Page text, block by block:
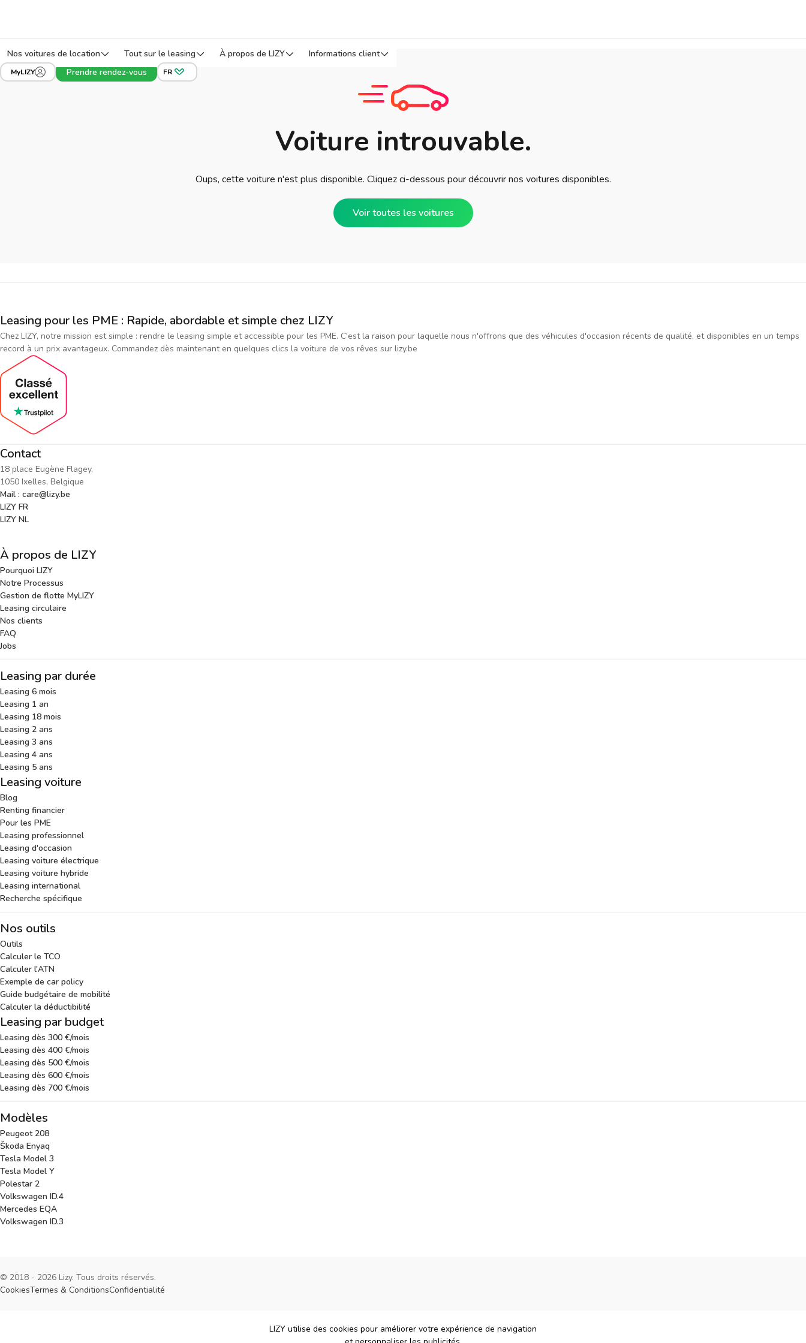
Nos voitures de location Tout sur le leasing À propos de LIZY Informations client
MyLIZY Prendre rendez-vous FR
Voiture introuvable.
Oups, cette voiture n'est plus disponible. Cliquez ci-dessous pour découvrir nos voitures disponibles.
Voir toutes les voitures
Leasing pour les PME : Rapide, abordable et simple chez LIZY
Chez LIZY, notre mission est simple : rendre le leasing simple et accessible pour les PME. C'est la raison pour laquelle nous n'offrons que des véhicules d'occasion récents de qualité, et disponibles en un temps
record à un prix avantageux. Commandez dès maintenant en quelques clics la voiture de vos rêves sur lizy.be
Contact
18 place Eugène Flagey,
1050 Ixelles, Belgique
Mail : care@lizy.be
LIZY FR
LIZY NL
À propos de LIZY
Pourquoi LIZY
Notre Processus
Gestion de flotte MyLIZY
Leasing circulaire
Nos clients
FAQ
Jobs
Leasing par durée
Leasing 6 mois
Leasing 1 an
Leasing 18 mois
Leasing 2 ans
Leasing 3 ans
Leasing 4 ans
Leasing 5 ans
Leasing voiture
Blog
Renting financier
Pour les PME
Leasing professionnel
Leasing d'occasion
Leasing voiture électrique
Leasing voiture hybride
Leasing international
Recherche spécifique
Nos outils
Outils
Calculer le TCO
Calculer l'ATN
Exemple de car policy
Guide budgétaire de mobilité
Calculer la déductibilité
Leasing par budget
Leasing dès 300 €/mois
Leasing dès 400 €/mois
Leasing dès 500 €/mois
Leasing dès 600 €/mois
Leasing dès 700 €/mois
Modèles
Peugeot 208
Škoda Enyaq
Tesla Model 3
Tesla Model Y
Polestar 2
Volkswagen ID.4
Mercedes EQA
Volkswagen ID.3
© 2018 - 2026 Lizy. Tous droits réservés.
CookiesTermes & ConditionsConfidentialité
LIZY utilise des cookies pour améliorer votre expérience de navigation